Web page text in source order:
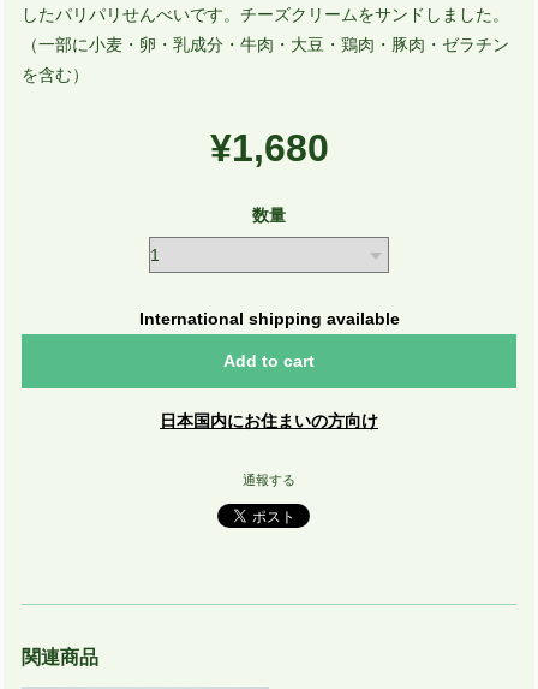
したパリパリせんべいです。チーズクリームをサンドしました。
（一部に小麦・卵・乳成分・牛肉・大豆・鶏肉・豚肉・ゼラチン
を含む）
¥1,680
数量
International shipping available
Add to cart
日本国内にお住まいの方向け
通報する
関連商品